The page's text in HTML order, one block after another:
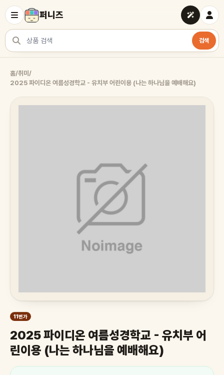
퍼니즈
상품 검색
검색
홈/취미 /
2025 파이디온 여름성경학교 - 유치부 어린이용 (나는 하나님을 예배해요)
11번가
2025 파이디온 여름성경학교 - 유치부 어
린이용 (나는 하나님을 예배해요)